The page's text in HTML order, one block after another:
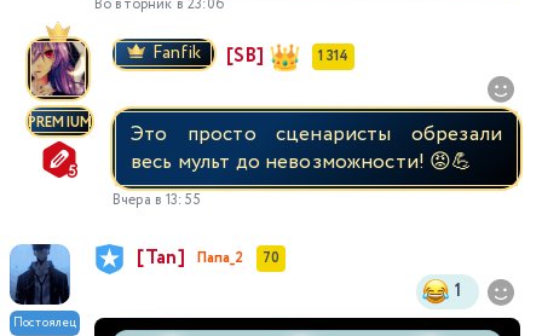
PREMIUM
Fanfik [SB] 1 314
Это просто сценаристы обрезали
весь мульт до невозможности! 😡💪
Вчера в 13:55
Постоялец
[Tan] Папа_2 70
1